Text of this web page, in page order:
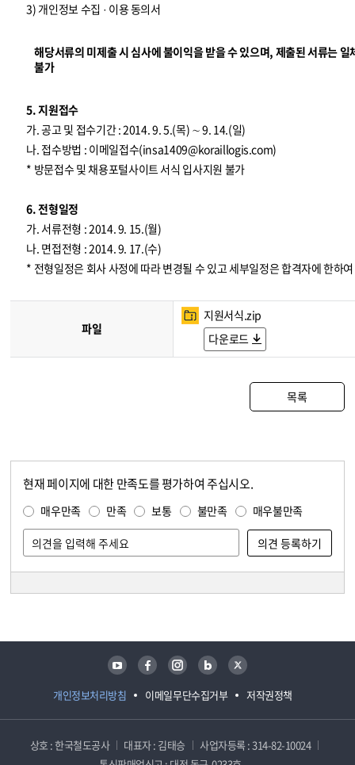
3) 개인정보 수집 · 이용 동의서
해당서류의 미제출 시 심사에 불이익을 받을 수 있으며, 제출된 서류는 일
불가
5. 지원접수
가. 공고 및 접수기간 : 2014. 9. 5.(목) ∼ 9. 14.(일)
나. 접수방법 : 이메일접수(insa1409@koraillogis.com)
* 방문접수 및 채용포털사이트 서식 입사지원 불가
6. 전형일정
가. 서류전형 : 2014. 9. 15.(월)
나. 면접전형 : 2014. 9. 17.(수)
* 전형일정은 회사 사정에 따라 변경될 수 있고 세부일정은 합격자에 한하
파일
지원서식.zip
다운로드
목록
현재 페이지에 대한 만족도를 평가하여 주십시오.
매우만족 만족 보통 불만족 매우불만족
개인정보처리방침 이메일무단수집거부 저작권정책
유튜브 페이스북 인스타그램 블로그 트위터
상호 : 한국철도공사 대표자 : 김태승
사업자등록 : 314-82-10024